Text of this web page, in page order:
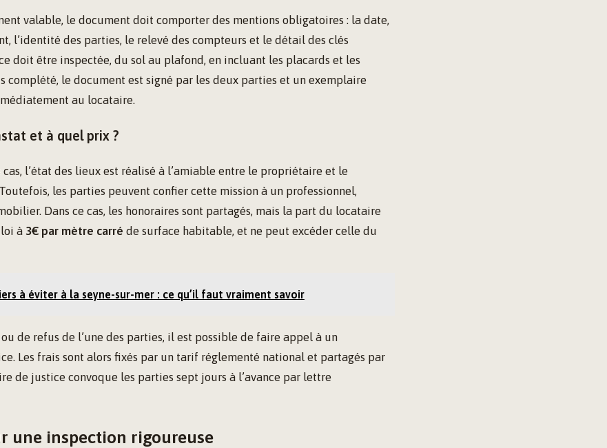
valable, le document doit comporter des mentions obligatoires : la date,
l’identité des parties, le relevé des compteurs et le détail des clés
doit être inspectée, du sol au plafond, en incluant les placards et les
complété, le document est signé par les deux parties et un exemplaire
au locataire.
et à quel prix ?
l’état des lieux est réalisé à l’amiable entre le propriétaire et le
les parties peuvent confier cette mission à un professionnel,
Dans ce cas, les honoraires sont partagés, mais la part du locataire
à 3€ par mètre carré de surface habitable, et ne peut excéder celle du
à éviter à la seyne-sur-mer : ce qu’il faut vraiment savoir
ou de refus de l’une des parties, il est possible de faire appel à un
Les frais sont alors fixés par un tarif réglementé national et partagés par
de justice convoque les parties sept jours à l’avance par lettre
une inspection rigoureuse